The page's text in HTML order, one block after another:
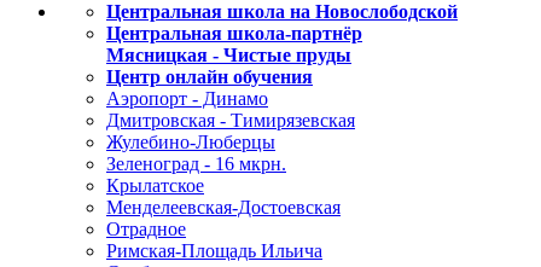
Центральная школа на Новослободской
Центральная школа-партнёр
Мясницкая - Чистые пруды
Центр онлайн обучения
Аэропорт - Динамо
Дмитровская - Тимирязевская
Жулебино-Люберцы
Зеленоград - 16 мкрн.
Крылатское
Менделеевская-Достоевская
Отрадное
Римская-Площадь Ильича